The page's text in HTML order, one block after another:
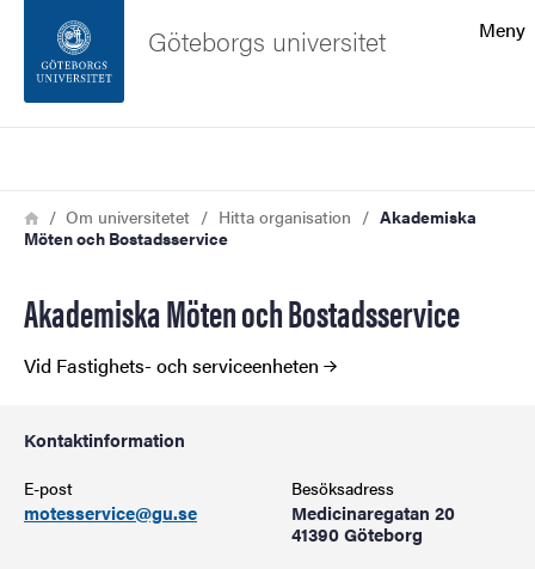
Sidfoten
Om webbplatsen
Meny
Göteborgs universitet
Länkstig
HemOm universitetet Hitta organisation
Akademiska
Möten och Bostadsservice
Akademiska Möten och Bostadsservice
Vid Fastighets- och serviceenheten
Kontaktinformation
E-post
motesservice@gu.se
Besöksadress
Medicinaregatan 20
41390 Göteborg